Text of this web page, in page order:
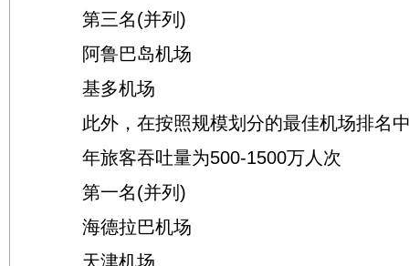
第三名(并列)
阿鲁巴岛机场
基多机场
此外，在按照规模划分的最佳机场排名
年旅客吞吐量为500-1500万人次
第一名(并列)
海德拉巴机场
天津机场